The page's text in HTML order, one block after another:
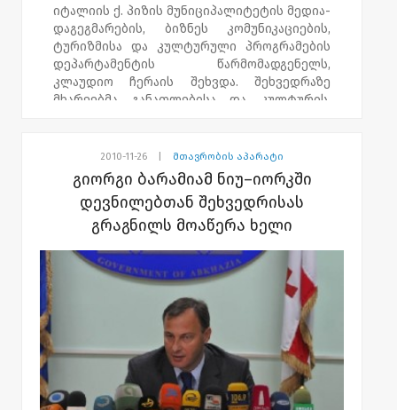
იტალიის ქ. პიზის მუნიციპალიტეტის მედია-
დაგეგმარების, ბიზნეს კომუნიკაციების,
ტურიზმისა და კულტურული პროგრამების
დეპარტამენტის წარმომადგენელს,
კლაუდიო ჩერაის შეხვდა. შეხვედრაზე
მხარეებმა განათლებისა და კულტურის,
კულტურული დღეების გამართვის
საკითხები განიხილეს. შეხვედრა იტალიური
მხარის ინიციატივით გაიმართა და
გაცნობით ხასიათს ატარებდა. "ეს პირველი
შეხვრდრაა ქალაქ პიზის მუნიციპალიტეტის
საქართველოს კულტურის წარმოჩენასა და
ახალგაზრდებისათვის საგანმანათლებლო
პროექტების განხორციელებას
უკავშირდება. საკმაოდ საინტერესო
წინადადებები შემოგვთავაზა იტალიის
დელეგაციამ. ჩვენ მზად ვარ
ვითანამშრომლოთ ყველა ევროპული
ქვეყნის მუნიციპალიტეტის
წარმომადგენლებთან. მათ მიერ
2010-11-26 მთავრობის აპარატი
გიორგი ბარამიამ ნიუ–იორკში
დევნილებთან შეხვედრისას
გრაგნილს მოაწერა ხელი